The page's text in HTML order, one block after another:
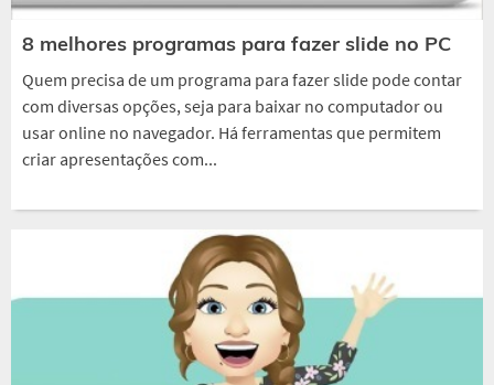
8 melhores programas para fazer slide no PC
Quem precisa de um programa para fazer slide pode contar
com diversas opções, seja para baixar no computador ou
usar online no navegador. Há ferramentas que permitem
criar apresentações com...